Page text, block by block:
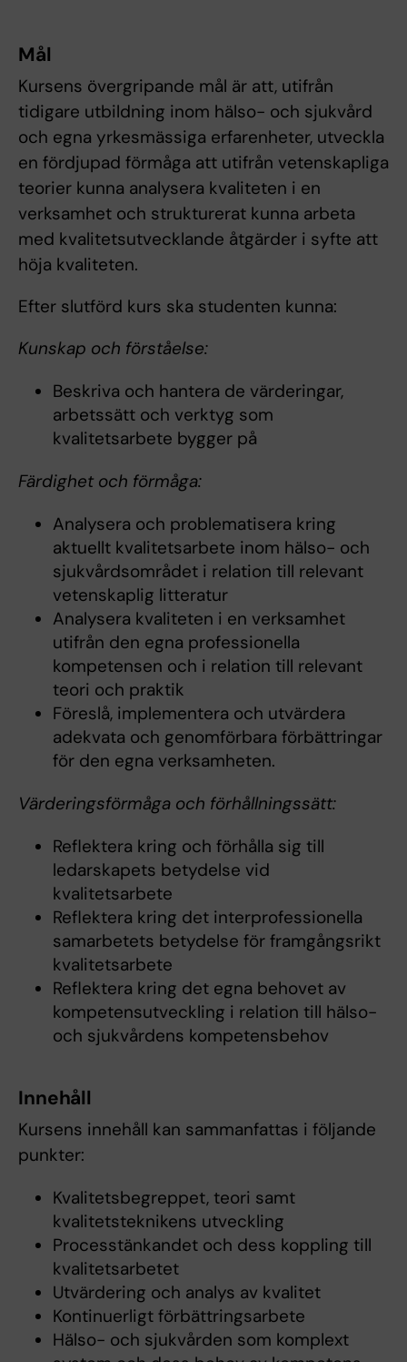
Mål
Kursens övergripande mål är att, utifrån
tidigare utbildning inom hälso- och sjukvård
och egna yrkesmässiga erfarenheter, utveckla
en fördjupad förmåga att utifrån vetenskapliga
teorier kunna analysera kvaliteten i en
verksamhet och strukturerat kunna arbeta
med kvalitetsutvecklande åtgärder i syfte att
höja kvaliteten.
Efter slutförd kurs ska studenten kunna:
Kunskap och förståelse:
Beskriva och hantera de värderingar,
arbetssätt och verktyg som
kvalitetsarbete bygger på
Färdighet och förmåga:
Analysera och problematisera kring
aktuellt kvalitetsarbete inom hälso- och
sjukvårdsområdet i relation till relevant
vetenskaplig litteratur
Analysera kvaliteten i en verksamhet
utifrån den egna professionella
kompetensen och i relation till relevant
teori och praktik
Föreslå, implementera och utvärdera
adekvata och genomförbara förbättringar
för den egna verksamheten.
Värderingsförmåga och förhållningssätt:
Reflektera kring och förhålla sig till
ledarskapets betydelse vid
kvalitetsarbete
Reflektera kring det interprofessionella
samarbetets betydelse för framgångsrikt
kvalitetsarbete
Reflektera kring det egna behovet av
kompetensutveckling i relation till hälso-
och sjukvårdens kompetensbehov
Innehåll
Kursens innehåll kan sammanfattas i följande
punkter:
Kvalitetsbegreppet, teori samt
kvalitetsteknikens utveckling
Processtänkandet och dess koppling till
kvalitetsarbetet
Utvärdering och analys av kvalitet
Kontinuerligt förbättringsarbete
Hälso- och sjukvården som komplext